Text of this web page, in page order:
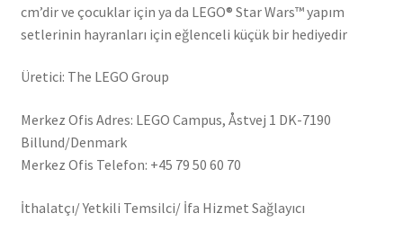
cm’dir ve çocuklar için ya da LEGO® Star Wars™ yapım
setlerinin hayranları için eğlenceli küçük bir hediyedir
Üretici: The LEGO Group
Merkez Ofis Adres: LEGO Campus, Åstvej 1 DK-7190
Billund/Denmark
Merkez Ofis Telefon: +45 79 50 60 70
İthalatçı/ Yetkili Temsilci/ İfa Hizmet Sağlayıcı